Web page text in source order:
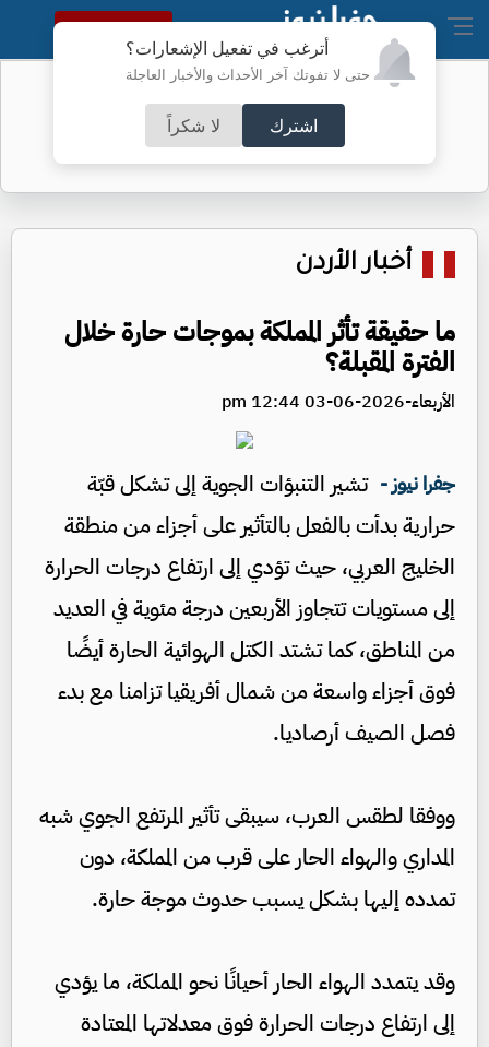
أترغب في تفعيل الإشعارات؟
حتى لا تفوتك آخر الأحداث والأخبار العاجلة
اشترك لا شكراً
النسخة الكاملة
أخبار الأردن
ما حقيقة تأثر المملكة بموجات حارة خلال
الفترة المقبلة؟
الأربعاء-2026-06-03 12:44 pm
جفرا نيوز - تشير التنبؤات الجوية إلى تشكل قبّة
حرارية بدأت بالفعل بالتأثير على أجزاء من منطقة
الخليج العربي، حيث تؤدي إلى ارتفاع درجات الحرارة
إلى مستويات تتجاوز الأربعين درجة مئوية في العديد
من المناطق، كما تشتد الكتل الهوائية الحارة أيضًا
فوق أجزاء واسعة من شمال أفريقيا تزامنا مع بدء
فصل الصيف أرصاديا.
ووفقا لطقس العرب، سيبقى تأثير المرتفع الجوي شبه
المداري والهواء الحار على قرب من المملكة، دون
تمدده إليها بشكل يسبب حدوث موجة حارة.
وقد يتمدد الهواء الحار أحيانًا نحو المملكة، ما يؤدي
إلى ارتفاع درجات الحرارة فوق معدلاتها المعتادة